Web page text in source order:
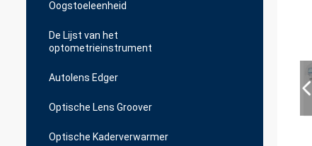
Oogstoeleenheid
De Lijst van het
optometrieinstrument
Autolens Edger
Optische Lens Groover
Optische Kaderverwarmer